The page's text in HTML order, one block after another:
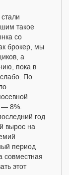
такое
со
брокер, мы
а
пока в
слабо. По
— 8%.
год
вырос на
период
этот